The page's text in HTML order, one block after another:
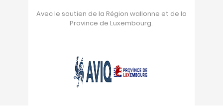
Avec le soutien de la Région wallonne et de la
Province de Luxembourg.